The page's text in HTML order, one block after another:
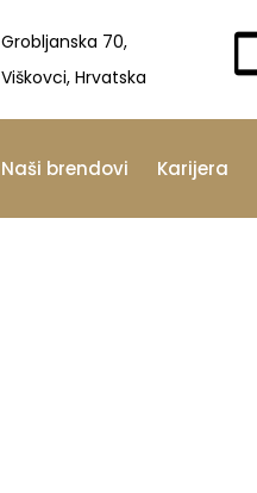
Grobljanska 70,
Viškovci, Hrvatska
Naši brendovi Karijera